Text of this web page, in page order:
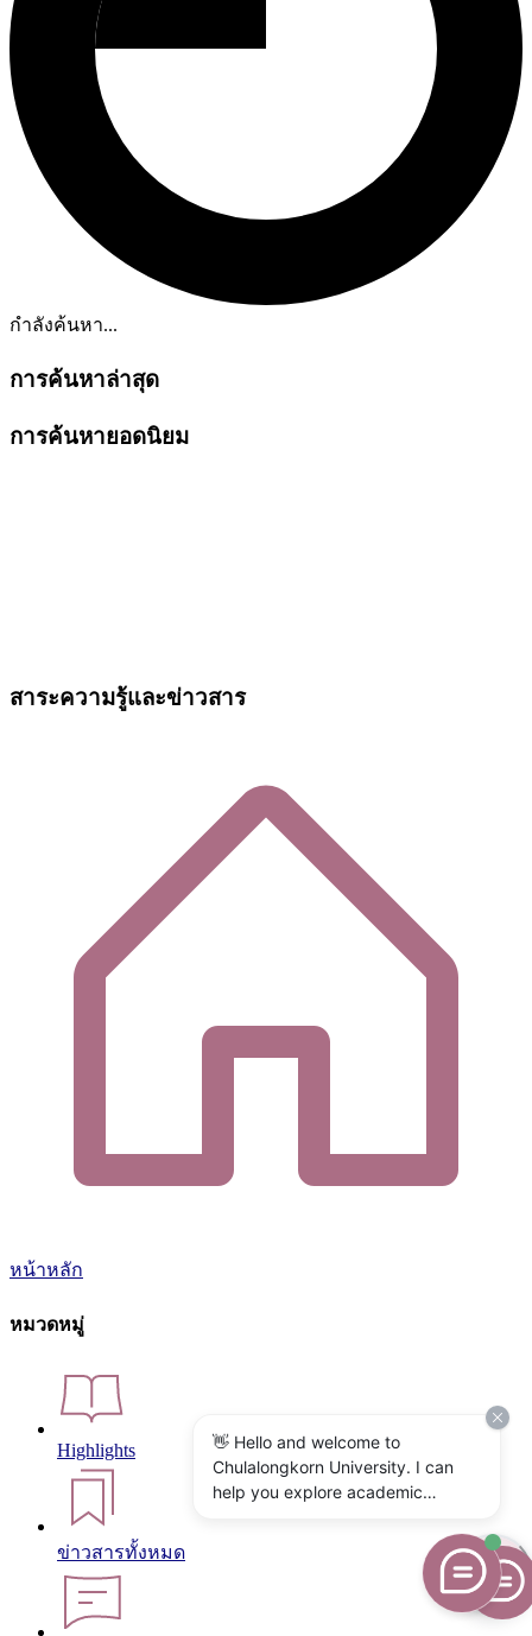
กำลังค้นหา...
การค้นหาล่าสุด
การค้นหายอดนิยม
สาระความรู้และข่าวสาร
หน้าหลัก
หมวดหมู่
Highlights
ข่าวสารทั้งหมด
👋 Hello and welcome to
Chulalongkorn University. I can
help you explore academic